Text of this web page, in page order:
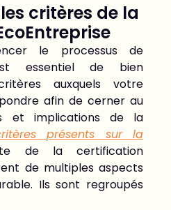
critères de la
le processus de
essentiel de bien
auxquels votre
afin de cerner au
et implications de la
présents sur la
de la certification
de multiples aspects
Ils sont regroupés